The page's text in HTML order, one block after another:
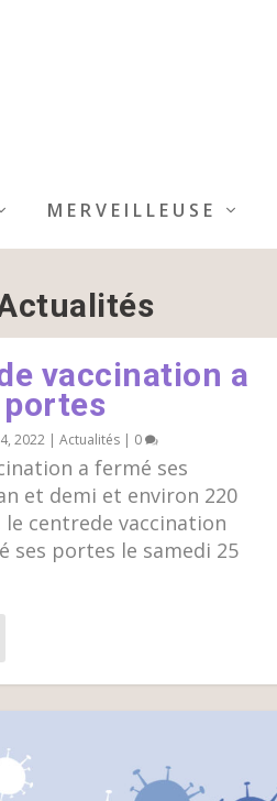
MERVEILLEUSE
vaccination a
2022 |Actualités | 0
a fermé ses
et demi et environ 220
le centrede vaccination
ses portes le samedi 25